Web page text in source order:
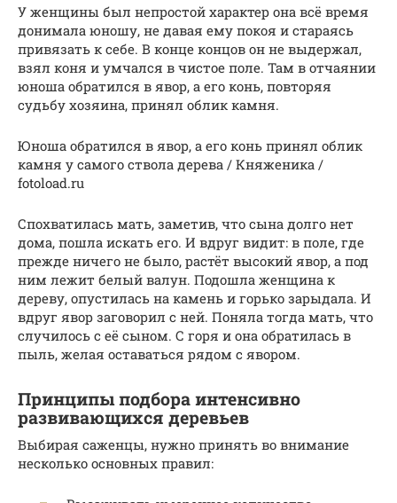
У женщины был непростой характер она всё время
донимала юношу, не давая ему покоя и стараясь
привязать к себе. В конце концов он не выдержал,
взял коня и умчался в чистое поле. Там в отчаянии
юноша обратился в явор, а его конь, повторяя
судьбу хозяина, принял облик камня.
Юноша обратился в явор, а его конь принял облик
камня у самого ствола дерева / Княженика /
fotoload.ru
Спохватилась мать, заметив, что сына долго нет
дома, пошла искать его. И вдруг видит: в поле, где
прежде ничего не было, растёт высокий явор, а под
ним лежит белый валун. Подошла женщина к
дереву, опустилась на камень и горько зарыдала. И
вдруг явор заговорил с ней. Поняла тогда мать, что
случилось с её сыном. С горя и она обратилась в
пыль, желая оставаться рядом с явором.
Принципы подбора интенсивно
развивающихся деревьев
Выбирая саженцы, нужно принять во внимание
несколько основных правил: